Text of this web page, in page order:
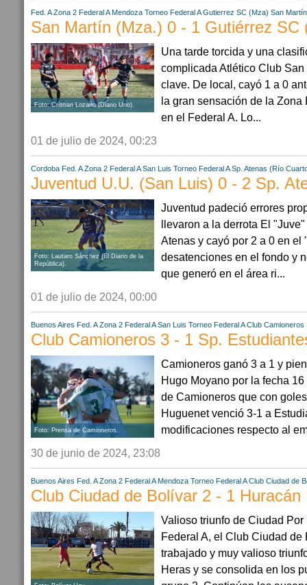
Fed. A Zona 2 Federal A Mendoza Torneo Federal A Gutierrez SC (Mza) San
San Martín (Mza.) 0 - 1 Gutiérrez SC
Foto: Cristian Lozano (Diario Uno).
Una tarde torcida y una
complicada Atlético Club
clave. De local, cayó 1 a 0
la gran sensación de la Zona
en el Federal A. Lo...
01 de julio de 2024, 00:23
Cordoba Fed. A Zona 2 Federal A San Luis Torneo Federal A Sp. Atenas (Río
Juventud U.U. (San Luis) 0 - 2 Sp.
Foto: Lautaro Sánchez (El Diario de la
República).
Juventud padeció errores
llevaron a la derrota El
Atenas y cayó por 2 a 0 en el
desatenciones en el fondo y
que generó en el área ri...
01 de julio de 2024, 00:00
Buenos Aires Fed. A Zona 2 Federal A San Luis Torneo Federal A Club Camioneros
Club Camioneros 3 - 1 Sp.
Foto: Prensa de Camioneros.
Camioneros ganó 3 a 1 y
Hugo Moyano por la fecha
de Camioneros que con
Huguenet venció 3-1 a
modificaciones respecto al
30 de junio de 2024, 23:08
Buenos Aires Fed. A Zona 2 Federal A Mendoza Torneo Federal A Club Ciudad de
Club Ciudad de Bolívar 2 - 1
Valioso triunfo de Ciudad
Federal A, el Club Ciudad
trabajado y muy valioso
Heras y se consolida en los